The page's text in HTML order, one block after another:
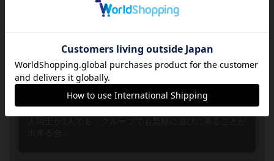
【8月7日(金)】相席歓迎会 高田馬
場駅から徒歩２分
東京都 新宿、早稲田、高田馬場
高田馬場駅から徒歩2分のボードゲームハウスLIGにて相
席会を開催します！相席会とはボードゲームを遊びたい
人同士が1人でも、グループでも気軽に遊びに来ることが
出来る会...